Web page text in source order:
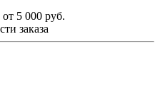
от 5 000 руб.
заказа